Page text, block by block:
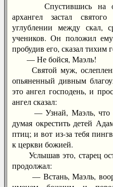
Спустившись на
архангел застал
углублении между скал,
учеников. Он положил
пробудив его, сказал тихим
— Не бойся, Маэль!
Святой муж,
опьяненный дивным
это ангел господень, и
ангел сказал:
— Узнай, Маэль, что
думая окрестить детей
птиц; и вот из-за тебя
к церкви божией.
Услышав это, старец
продолжал:
— Встань, Маэль,